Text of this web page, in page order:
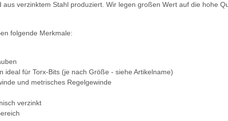
aus verzinktem Stahl produziert. Wir legen großen Wert auf die hohe
folgende Merkmale:
ideal für Torx-Bits (je nach Größe - siehe Artikelname)
und metrisches Regelgewinde
verzinkt